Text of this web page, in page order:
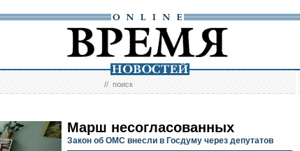
//поиск
Марш несогласованных
Закон об ОМС внесли в Госдуму через депутатов